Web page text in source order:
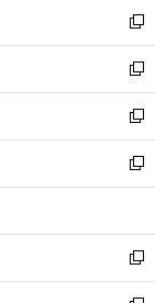
く
で
開
く
ド
ウ
で
開
く
ィ
ン
ド
ウ
で
開
く
い
ウ
ィ
ン
ド
ウ
で
開
新
し
い
ウ
ィ
ン
ド
ウ
開
く
新
し
い
ウ
ィ
ン
ウ
で
開
新
し
い
ウ
ン
ド
ウ
新
し
ウ
ィ
ン
新
し